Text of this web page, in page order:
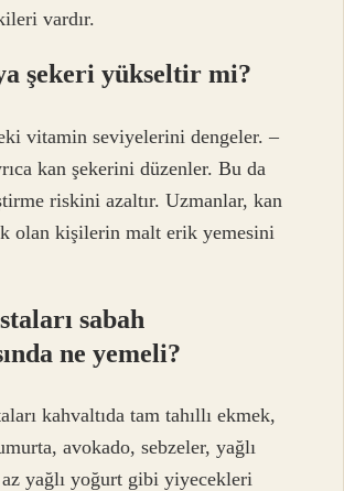
vardır.
şekeri yükseltir mi?
vitamin seviyelerini dengeler. –
kan şekerini düzenler. Bu da
riskini azaltır. Uzmanlar, kan
olan kişilerin malt erik yemesini
sabah
ne yemeli?
kahvaltıda tam tahıllı ekmek,
avokado, sebzeler, yağlı
yağlı yoğurt gibi yiyecekleri